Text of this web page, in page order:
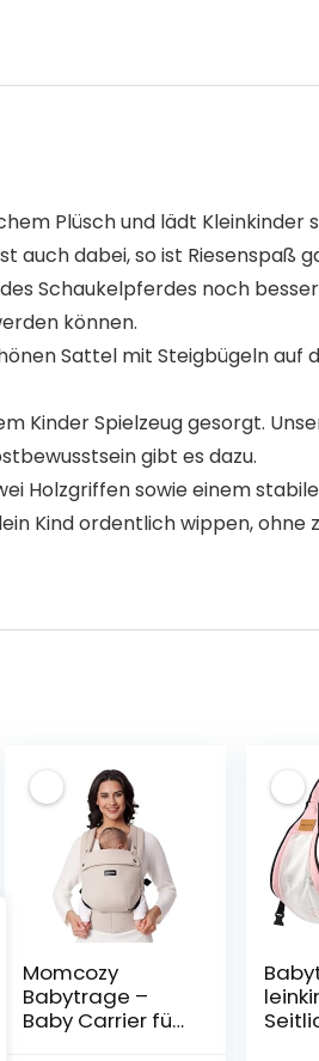
Plüsch und lädt
auch dabei, so ist Riesenspaß
des Schaukelpferdes noch
können.
Sattel mit Steigbügeln
Kinder Spielzeug gesorgt.
gibt es dazu.
Holzgriffen sowie einem
Kind ordentlich wippen,
Momcozy
Babytrage –
Baby Carrier für